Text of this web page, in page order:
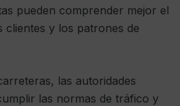
pueden comprender mejor el
clientes y los patrones de
las autoridades
las normas de tráfico y